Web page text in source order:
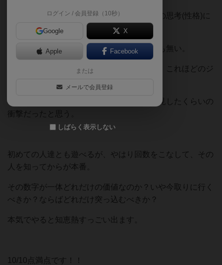
リスクとリターンのバランス、収束性、人の思考(性格)に
よる無限のパターン、
面倒くさいテキストは無い、難しいルールも無い。
カードにたった一つの数字を書いただけで、これほどのジ
このゲームを思いついた時、円周率でも発見したくらいの
衝撃だったと思う。
初めての人達とも遊べるが、やはり回数をこなして、その
人を知ってからが本番。
その数字が一体どれだけの価値なのか？いや今取りに行く
べきか？ならばどれだけ突っ込むべきか？
本気でやると知恵熱すっごい出ます。
10/10点満点です！！
ログイン / 会員登録（10秒）
Google X
Apple Facebook
または
メールで会員登録
しばらく表示しない